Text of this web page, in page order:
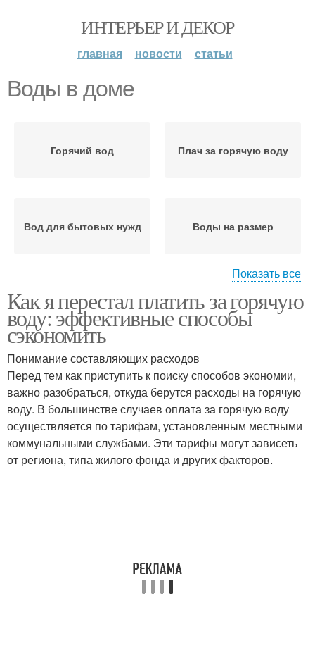
ИНТЕРЬЕР И ДЕКОР
главная новости статьи
Воды в доме
Горячий вод Плач за горячую воду
Вод для бытовых нужд Воды на размер
Расходы на воду Счета за воду
Счетчики на горячую
воду
Вод из крана
Воды в квартире Воды с помощью
Показать все
Как я перестал платить за горячую
воду: эффективные способы
сэкономить
Понимание составляющих расходов
Перед тем как приступить к поиску способов экономии,
важно разобраться, откуда берутся расходы на горячую
воду. В большинстве случаев оплата за горячую воду
осуществляется по тарифам, установленным местными
коммунальными службами. Эти тарифы могут зависеть
от региона, типа жилого фонда и других факторов.